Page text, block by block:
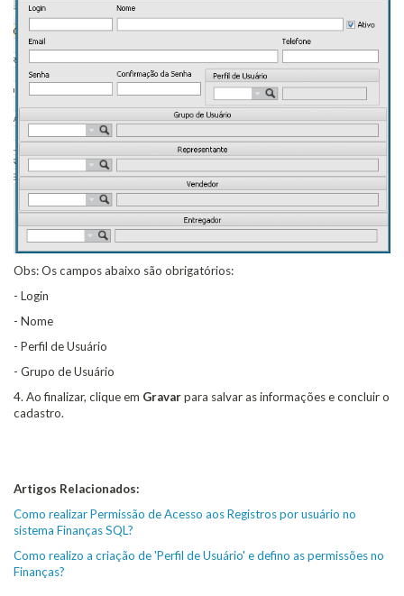
Obs: Os campos abaixo são obrigatórios:
- Login
- Nome
- Perfil de Usuário
- Grupo de Usuário
4. Ao finalizar, clique em Gravarpara salvar as informações e concluir o
cadastro.
Artigos Relacionados:
Como realizar Permissão de Acesso aos Registros por usuário no
sistema Finanças SQL?
Como realizo a criação de 'Perfil de Usuário' e defino as permissões no
Finanças?